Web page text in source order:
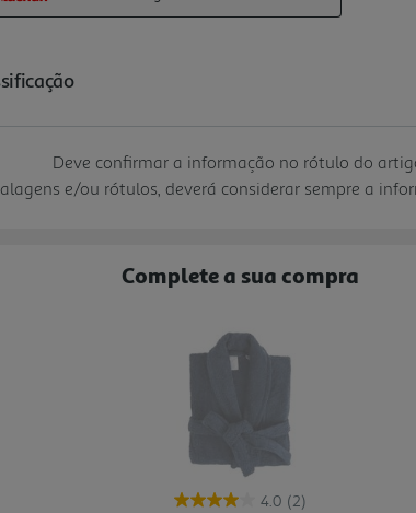
Deve confirmar a informação no rótulo do
e/ou rótulos, deverá considerar sempre a
Complete a sua compra
4.0 (2)